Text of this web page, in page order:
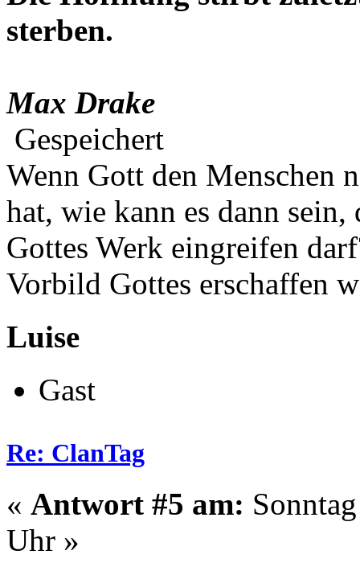
sterben.
Max Drake
Gespeichert
Wenn Gott den Menschen
hat, wie kann es dann
Gottes Werk eingreifen
Vorbild Gottes erschaffen
Luise
Gast
Re: ClanTag
« Antwort #5 am:
Uhr »